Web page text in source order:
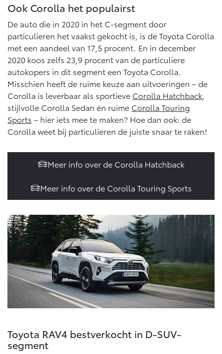
OOK ALS BATTERIJ-
ELEKTRISCH
Vanaf € 37.500,-
BATTERIJ-ELEKTRISCH
Vanaf € 55.950,-
Proace Max (excl. BTW)
OOK ALS BATTERIJ-
ELEKTRISCH
Vanaf € 46.301,-
Hilux (excl. BTW)
OOK ALS BATTERIJ-
ELEKTRISCH
Vanaf € 56.570,-
Land Cruiser (excl. BTW)
Vanaf € 89.986,-
Ook Corolla het populairst
De auto die in 2020 in het C-segment door
particulieren het vaakst gekocht is, is de Toyota Corolla
met een aandeel van 17,5 procent. En in december
2020 koos zelfs 23,9 procent van de particuliere
autokopers in dit segment een Toyota Corolla.
Misschien heeft de ruime keuze aan uitvoeringen – de
Corolla is leverbaar als sportieve Corolla Hatchback
stijlvolle Corolla Sedan én ruime Corolla Touring
Sports – hier iets mee te maken? Hoe dan ook: de
Corolla weet bij particulieren de juiste snaar te raken!
Meer info over de Corolla Hatchback
Meer info over de Corolla Touring Sports
Toyota RAV4 bestverkocht in D-SUV-
segment